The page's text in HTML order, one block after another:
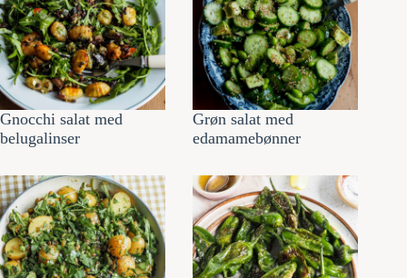
Gnocchi salat med
belugalinser
Grøn salat med
edamamebønner